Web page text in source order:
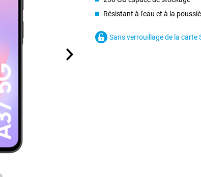
Résistant à l'eau et à la
Sans verrouillage de la carte